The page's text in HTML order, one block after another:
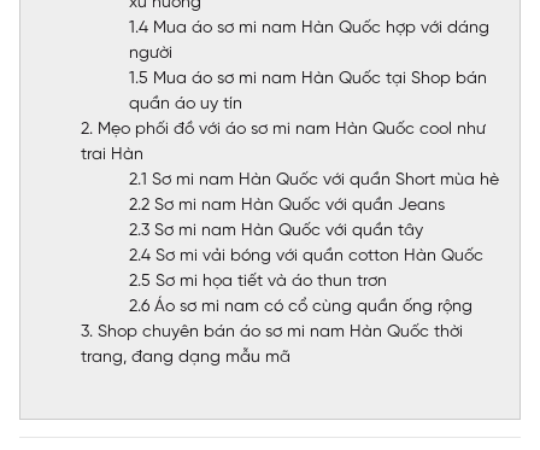
1.4 Mua áo sơ mi nam Hàn Quốc hợp với dáng
người
1.5 Mua áo sơ mi nam Hàn Quốc tại Shop bán
quần áo uy tín
2. Mẹo phối đồ với áo sơ mi nam Hàn Quốc cool như
trai Hàn
2.1 Sơ mi nam Hàn Quốc với quần Short mùa hè
2.2 Sơ mi nam Hàn Quốc với quần Jeans
2.3 Sơ mi nam Hàn Quốc với quần tây
2.4 Sơ mi vải bóng với quần cotton Hàn Quốc
2.5 Sơ mi họa tiết và áo thun trơn
2.6 Áo sơ mi nam có cổ cùng quần ống rộng
3. Shop chuyên bán áo sơ mi nam Hàn Quốc thời
trang, đang dạng mẫu mã